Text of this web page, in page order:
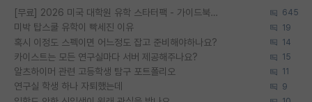
[무료] 2026 미국 대학원 유학 스타터팩 - 가이드북 & 합격자 컨택메일 템플릿 645
미박 탑스쿨 유학이 빡세진 이유 19
혹시 이정도 스펙이면 어느정도 잡고 준비해야하나요? 14
카이스트는 모든 연구실마다 서버 제공해주나요? 15
알츠하이머 관련 고등학생 탐구 포트폴리오 11
연구실 학생 하나 자퇴했는데 9